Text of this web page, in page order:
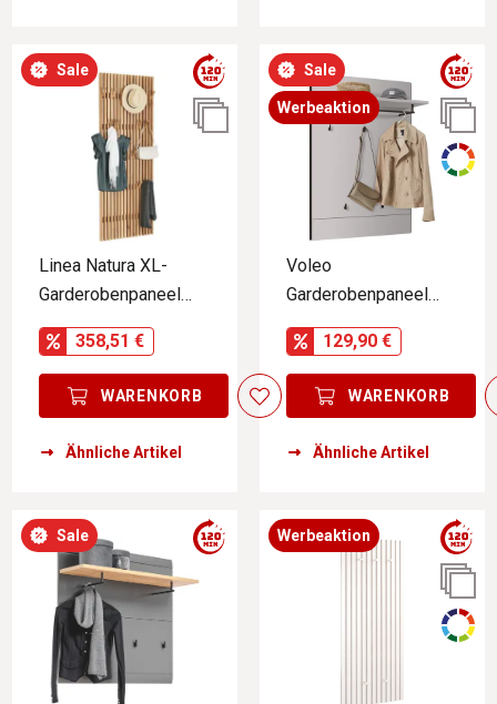
Sale
Linea Natura XL-
Garderobenpaneel
STUDIO LINE
358,51 €
WARENKORB
Ähnliche Artikel
Sale
Werbeaktion
Voleo
Garderobenpaneel
ZAYA
129,90 €
WARENKORB
Ähnliche Artikel
Sale Werbeaktion